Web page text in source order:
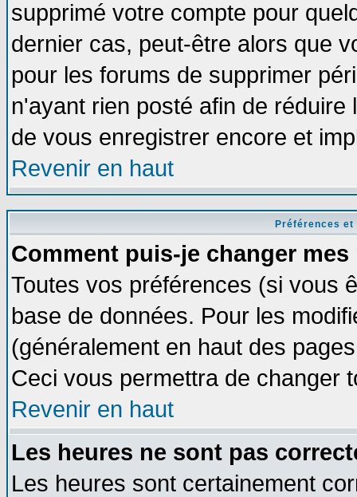
supprimé votre compte pour
dernier cas, peut-être alors que
pour les forums de supprimer
n'ayant rien posté afin de
de vous enregistrer encore et
Revenir en haut
Préférences
Comment puis-je changer mes
Toutes vos préférences (si vous
base de données. Pour les
(généralement en haut des
Ceci vous permettra de changer
Revenir en haut
Les heures ne sont pas
Les heures sont certainement